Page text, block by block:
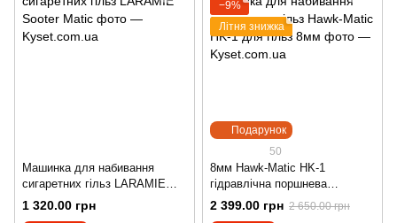
Машинка для набивання
сигаретних гільз LARAMIE
Sooter Matic
1 320.00 грн
Подарунок
−9%
Літня знижка
50
8мм Hawk-Matic HK-1
гідравлічна поршнева
машинка для набивання
сигаретних гільз для гільз
2 399.00 грн 2 650.00 грн